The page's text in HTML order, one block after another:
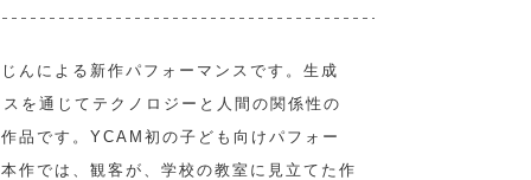
んによる新作パフォーマンスです。生成
を通じてテクノロジーと人間の関係性の
品です。YCAM初の子ども向けパフォー
作では、観客が、学校の教室に見立てた作